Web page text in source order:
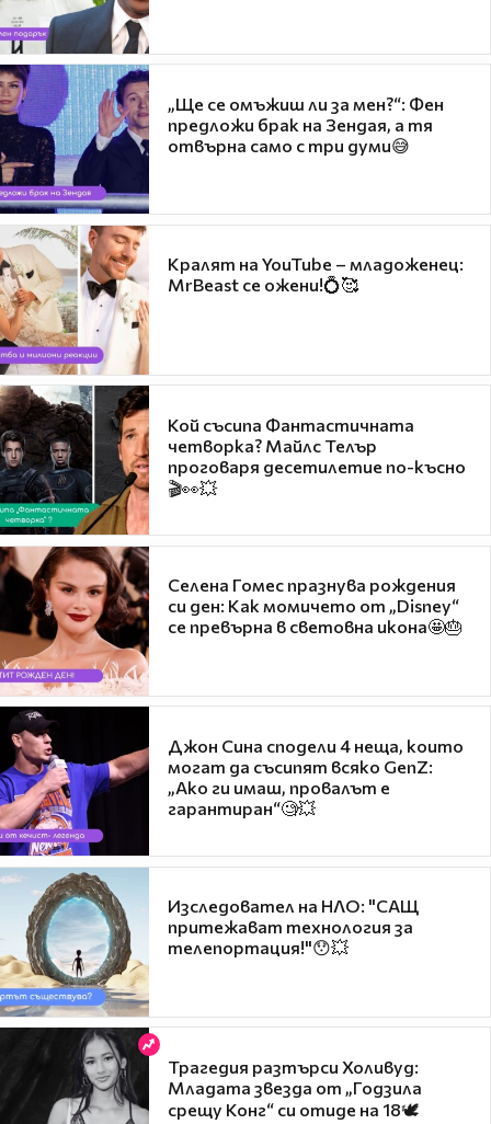
„Ще се омъжиш ли за мен?“: Фен
предложи брак на Зендая, а тя
отвърна само с три думи😅
Кралят на YouTube – младоженец:
MrBeast се ожени!💍🥰
Кой съсипа Фантастичната
четворка? Майлс Телър
проговаря десетилетие по-късно
🎬👀💥
Селена Гомес празнува рождения
си ден: Как момичето от „Disney“
се превърна в световна икона🤩🎂
Джон Сина сподели 4 неща, които
могат да съсипят всяко GenZ:
„Ако ги имаш, провалът е
гарантиран“🧐💥
Изследовател на НЛО: "САЩ
притежават технология за
телепортация!"😯💥
Трагедия разтърси Холивуд:
Младата звезда от „Годзила
срещу Конг“ си отиде на 18🕊️